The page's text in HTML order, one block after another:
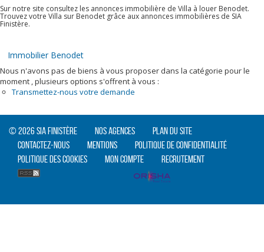
Sur notre site consultez les annonces immobilière de Villa à louer Benodet.
Trouvez votre Villa sur Benodet grâce aux annonces immobilières de SIA
Finistère.
Immobilier Benodet
Nous n'avons pas de biens à vous proposer dans la catégorie pour le
moment , plusieurs options s'offrent à vous :
Transmettez-nous votre demande
© 2026 SIA Finistère Nos agences
Plan du site
Contactez-nous
Mentions
Politique de confidentialité
Politique des cookies
Mon compte Recrutement